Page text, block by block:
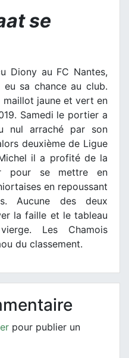
se
Diony au FC Nantes,
eu sa chance au club.
maillot jaune et vert en
Samedi le portier a
nul arraché par son
deuxième de Ligue
il a profité de la
pour se mettre en
en repoussant
Aucune des deux
la faille et le tableau
Les Chamois
du classement.
pour publier un